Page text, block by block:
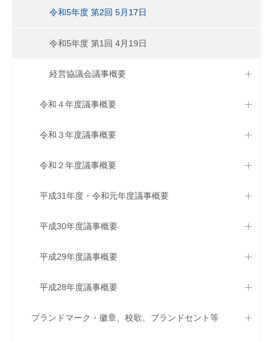
令和5年度 第2回 5月17日
令和5年度 第1回 4月19日
経営協議会議事概要
令和４年度議事概要
令和３年度議事概要
令和２年度議事概要
平成31年度・令和元年度議事概要
平成30年度議事概要
平成29年度議事概要
平成28年度議事概要
ブランドマーク・徽章、校歌、ブランドセント等